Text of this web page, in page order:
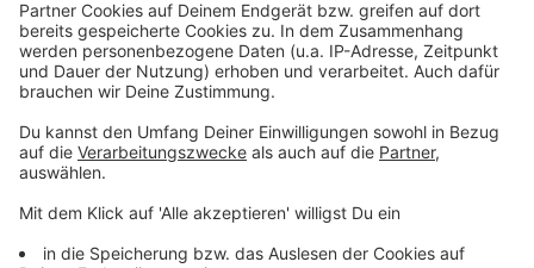
verhandelt wird, aber keine neuen mit
mitgebrachten Waffen begangen werden?
Life Radio Reporterin Christina Linecker spricht
dafür mit Monika Gruber, Vizepräsidentin und
Sicherheitsbeauftragte vom Landesgericht Linz und
im Innkreis nach. Eine Folge über
Sicherheitskontrollen und die kuriosen